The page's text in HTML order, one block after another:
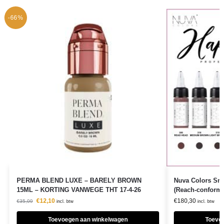
-66%
PERMA BLEND LUXE – BARELY BROWN
15ML – KORTING VANWEGE THT 17-4-26
€35,09 €12,10 incl. btw
Toevoegen aan winkelwagen
Nuva Colors
(Reach-
€180,30 incl. btw